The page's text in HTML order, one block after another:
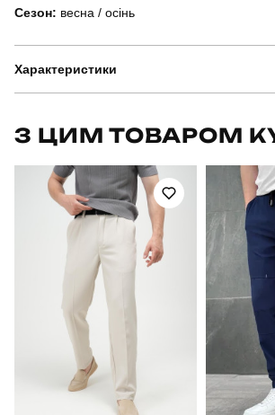
Сезон: весна / осінь
Характеристики
Призначення для
З ЦИМ ТОВАРОМ